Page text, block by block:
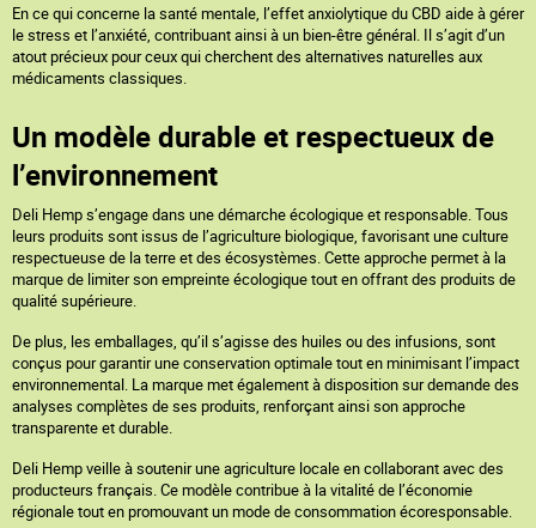
En ce qui concerne la santé mentale, l’effet anxiolytique du CBD aide à gérer
le stress et l’anxiété, contribuant ainsi à un bien-être général. Il s’agit d’un
atout précieux pour ceux qui cherchent des alternatives naturelles aux
médicaments classiques.
Un modèle durable et respectueux de
l’environnement
Deli Hemp s’engage dans une démarche écologique et responsable. Tous
leurs produits sont issus de l’agriculture biologique, favorisant une culture
respectueuse de la terre et des écosystèmes. Cette approche permet à la
marque de limiter son empreinte écologique tout en offrant des produits de
qualité supérieure.
De plus, les emballages, qu’il s’agisse des huiles ou des infusions, sont
conçus pour garantir une conservation optimale tout en minimisant l’impact
environnemental. La marque met également à disposition sur demande des
analyses complètes de ses produits, renforçant ainsi son approche
transparente et durable.
Deli Hemp veille à soutenir une agriculture locale en collaborant avec des
producteurs français. Ce modèle contribue à la vitalité de l’économie
régionale tout en promouvant un mode de consommation écoresponsable.